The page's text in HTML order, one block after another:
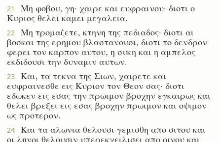
21
Μη φοβου, γη· χαιρε και ευφραινου· διοτι ο
Κυριος θελει καμει μεγαλεια.
22
Μη τρομαζετε, κτηνη της πεδιαδος· διοτι αι
βοσκαι της ερημου βλαστανουσι, διοτι το δενδρον
φερει τον καρπον αυτου, η συκη και η αμπελος
εκδιδουσι την δυναμιν αυτων.
23
Και, τα τεκνα της Σιων, χαιρετε και
ευφραινεσθε εις Κυριον τον Θεον σας· διοτι
εδωκεν εις εσας την πρωιμον βροχην εγκαιρως και
θελει βρεξει εις εσας βροχην πρωιμον και οψιμον
ως προτερον.
24
Και τα αλωνια θελουσι γεμισθη απο σιτου και
οι ληνοι θελουσιν υπερεκχειλισει απο οινου και